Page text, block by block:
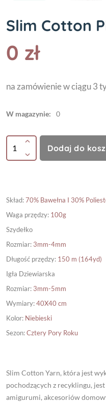
Slim Cotton
0 zł
na zamówienie w ciągu 3
W magazynie: 0
Dodaj do
Skład:70% Bawełna I 30%
Waga przędzy: 100g
Szydełko
Rozmiar: 3mm-4mm
Długość przędzy: 150 m (164yd)
Igła Dziewiarska
Rozmiar: 3mm-5mm
Wymiary:40X40 cm
Kolor: Niebieski
Sezon:Cztery Pory Roku
Slim Cotton Yarn, która jest
pochodzących z recyklingu,
amigurumi, akcesoriów